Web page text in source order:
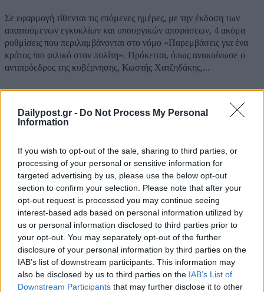
Dailypost.gr - Do Not Process My Personal
Information
If you wish to opt-out of the sale, sharing to third parties, or
processing of your personal or sensitive information for
targeted advertising by us, please use the below opt-out
section to confirm your selection. Please note that after your
opt-out request is processed you may continue seeing
interest-based ads based on personal information utilized by
us or personal information disclosed to third parties prior to
your opt-out. You may separately opt-out of the further
disclosure of your personal information by third parties on the
IAB’s list of downstream participants. This information may
also be disclosed by us to third parties on the IAB’s List of
Downstream Participants that may further disclose it to other
Σε εφαρμογή τίθενται τις επόμενες ημέρες, με την έκδοση των
απαιτούμενων εγκυκλίων και υπουργικών αποφάσεων, 4 ακόμα
ρυθμίσεις που περιλαμβάνονται στο νόμο «Παρεμβάσεις για ένα
κράτος πιο φιλικό στον πολίτη». Πρόκειται, όπως ανακοίνωσε ο
αντιπρόεδρος της κυβέρνησης, Κωστής Χατζηδάκης,...
Τέλος Δημητριάδης και Ζούλας από τον ΣΚΑΙ, με
απόφαση Αλαφούζου
07/08/2026
ΕΛΣΤΑΤ: Στο 3,4% υποχώρησε ο πληθωρισμός τον
Ιούλιο – Πού εντοπίζονται οι μεγαλύτερες μειώσεις
07/08/2026
Έκθεση του ΟΟΣΑ για την ελληνική οικονομία:
τελευταία θέση το εισόδημα των νοικοκυριών
07/08/2026